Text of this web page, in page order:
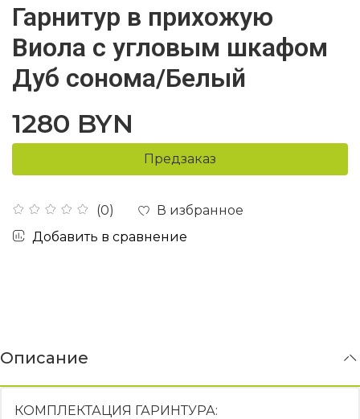
Гарнитур в прихожую
Виола с угловым шкафом
Дуб сонома/Белый
(0)
В избранное
Добавить в сравнение
1280 BYN
Предзаказ
Описание
КОМПЛЕКТАЦИЯ ГАРИНТУРА: